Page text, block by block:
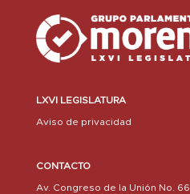
LXVI LEGISLATURA
Aviso de privacidad
CONTACTO
Av. Congreso de la Unión No. 66,